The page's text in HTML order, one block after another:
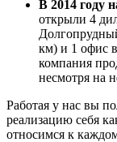
В 2014 году
открыли 4
км) и 1 офис
компания
несмотря на
Работая у нас вы
реализацию себя
относимся к